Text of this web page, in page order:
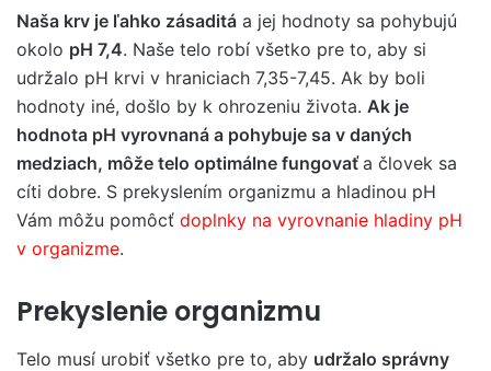
Naša krv je ľahko zásaditá a jej hodnoty sa pohybujú
okolo pH 7,4. Naše telo robí všetko pre to, aby si
udržalo pH krvi v hraniciach 7,35-7,45. Ak by boli
hodnoty iné, došlo by k ohrozeniu života. Ak je
hodnota pH vyrovnaná a pohybuje sa v daných
medziach, môže telo optimálne fungovaťa človek sa
cíti dobre. S prekyslením organizmu a hladinou pH
Vám môžu pomôcť doplnky na vyrovnanie hladiny pH
v organizme.
Prekyslenie organizmu
Telo musí urobiť všetko pre to, aby udržalo správny